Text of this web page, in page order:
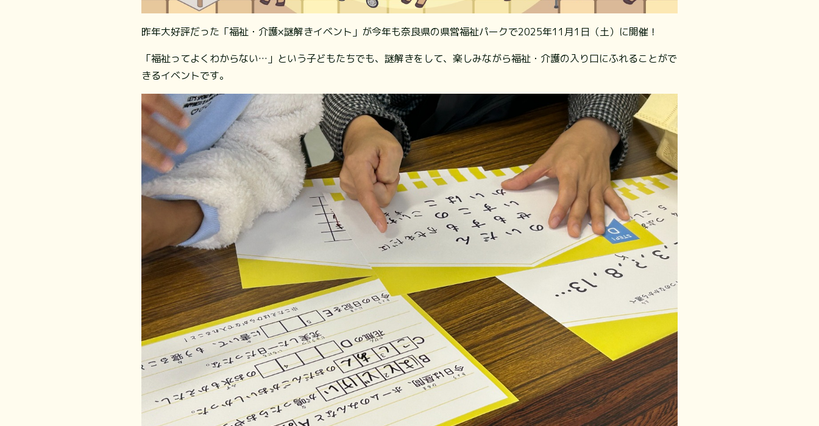
昨年大好評だった「福祉・介護×謎解きイベント」が今年も奈良県の県営福祉パークで2025年11月1日（土）に開催！
「福祉ってよくわからない…」という子どもたちでも、謎解きをして、楽しみながら福祉・介護の入り口にふれることがで
きるイベントです。